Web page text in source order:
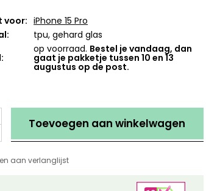
voor: iPhone 15 Pro
tpu, gehard glas
op voorraad. Bestel je vandaag, dan
gaat je pakketje tussen 10 en 13
augustus op de post.
Toevoegen aan winkelwagen
aan verlanglijst